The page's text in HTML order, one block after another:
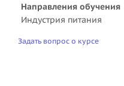
Направления обучения
Индустрия питания
Задать вопрос о курсе